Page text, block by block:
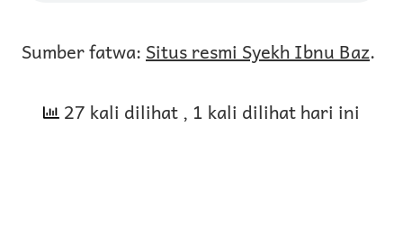
Sumber fatwa: Situs resmi Syekh Ibnu Baz.
27 kali dilihat, 1 kali dilihat hari ini